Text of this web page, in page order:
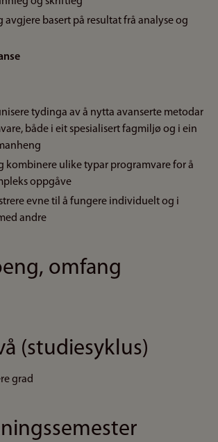
avgjere basert på resultat frå analyse og
tydinga av å nytta avanserte metodar
både i eit spesialisert fagmiljø og i ein
kombinere ulike typar programvare for å
oppgåve
evne til å fungere individuelt og i
andre
omfang
(studiesyklus)
grad